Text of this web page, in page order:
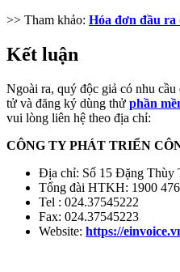
>> Tham khảo: Hóa đơn đầu
Kết luận
Ngoài ra, quý độc giả có nhu
tử và đăng ký dùng thử phần
vui lòng liên hệ theo địa chỉ:
CÔNG TY PHÁT TRIỂN
Địa chỉ: Số 15 Đặng Thùy
Tổng đài HTKH: 1900
Tel : 024.37545222
Fax: 024.37545223
Website: https://